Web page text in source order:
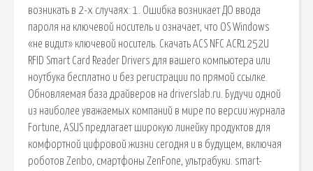
возникать в 2-х случаях: 1. Ошибка возникает ДО ввода
пароля на ключевой носитель и означает, что OS Windows
«не видит» ключевой носитель. Скачать ACS NFC ACR1252U
RFID Smart Card Reader Drivers для вашего компьютера или
ноутбука бесплатно и без регистрации по прямой ссылке.
Обновляемая база драйверов на driverslab.ru. Будучи одной
из наиболее уважаемых компаний в мире по версии журнала
Fortune, ASUS предлагает широкую линейку продуктов для
комфортной цифровой жизни сегодня и в будущем, включая
роботов Zenbo, смартфоны ZenFone, ультрабуки. smart-